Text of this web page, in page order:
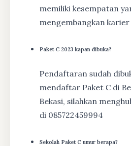
memiliki kesempatan
mengembangkan karier
Paket C 2023 kapan dibuka?
Pendaftaran sudah
mendaftar Paket C di
Bekasi, silahkan
di 085722459994
Sekolah Paket C umur berapa?